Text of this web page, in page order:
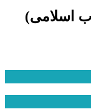
اسلامی​)